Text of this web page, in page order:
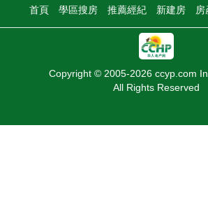
首頁 學區搜房 推薦經紀 新建房
Copyright © 2005-2026 ccyp.com
All Rights Reserved